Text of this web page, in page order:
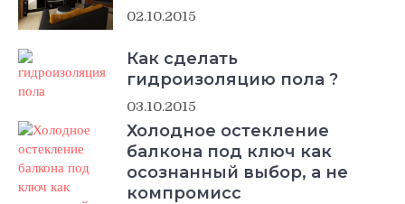
02.10.2015
Как сделать
гидроизоляцию пола ?
03.10.2015
Холодное остекление
балкона под ключ как
осознанный выбор, а не
компромисс